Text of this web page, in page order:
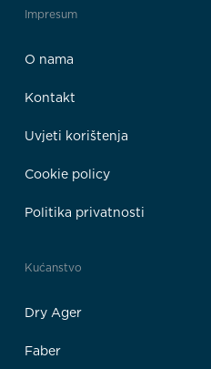
Impresum
O nama
Kontakt
Uvjeti korištenja
Cookie policy
Politika privatnosti
Kućanstvo
Dry Ager
Faber